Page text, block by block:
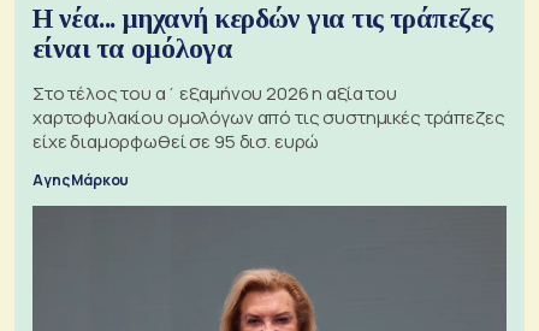
Η νέα... μηχανή κερδών για τις τράπεζες
είναι τα ομόλογα
Στο τέλος του α΄ εξαμήνου 2026 η αξία του
χαρτοφυλακίου ομολόγων από τις συστημικές τράπεζες
είχε διαμορφωθεί σε 95 δισ. ευρώ
Αγης Μάρκου